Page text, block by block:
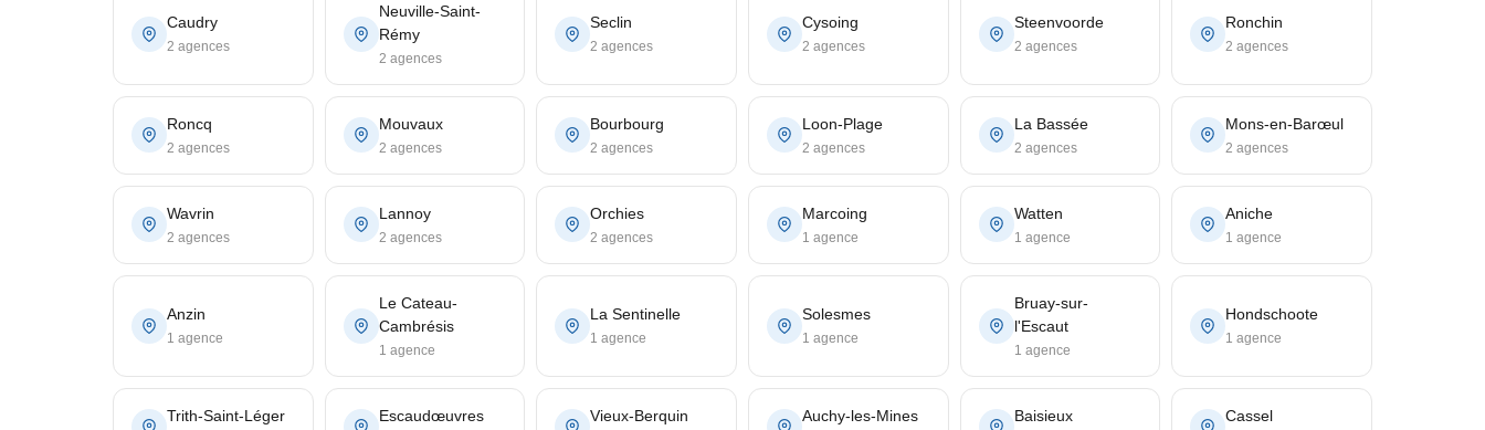
Caudry
2 agences
Neuville-Saint-
Rémy
2 agences
Seclin
2 agences
Cysoing
2 agences
Steenvoorde
2 agences
Ronchin
2 agences
Roncq
2 agences
Mouvaux
2 agences
Bourbourg
2 agences
Loon-Plage
2 agences
La Bassée
2 agences
Mons-en-Barœul
2 agences
Wavrin
2 agences
Lannoy
2 agences
Orchies
2 agences
Marcoing
1 agence
Watten
1 agence
Aniche
1 agence
Anzin
1 agence
Le Cateau-
Cambrésis
1 agence
La Sentinelle
1 agence
Solesmes
1 agence
Bruay-sur-
l'Escaut
1 agence
Hondschoote
1 agence
Trith-Saint-Léger Escaudœuvres Vieux-Berquin Auchy-les-Mines Baisieux Cassel